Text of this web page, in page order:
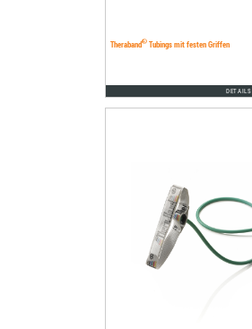
Theraband®Tubings mit festen Griffen
DETAILS